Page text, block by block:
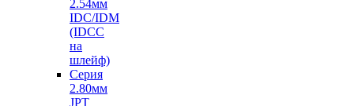
2.54мм
IDC/IDM
(IDCC
на
шлейф)
Серия
2.80мм
JPT